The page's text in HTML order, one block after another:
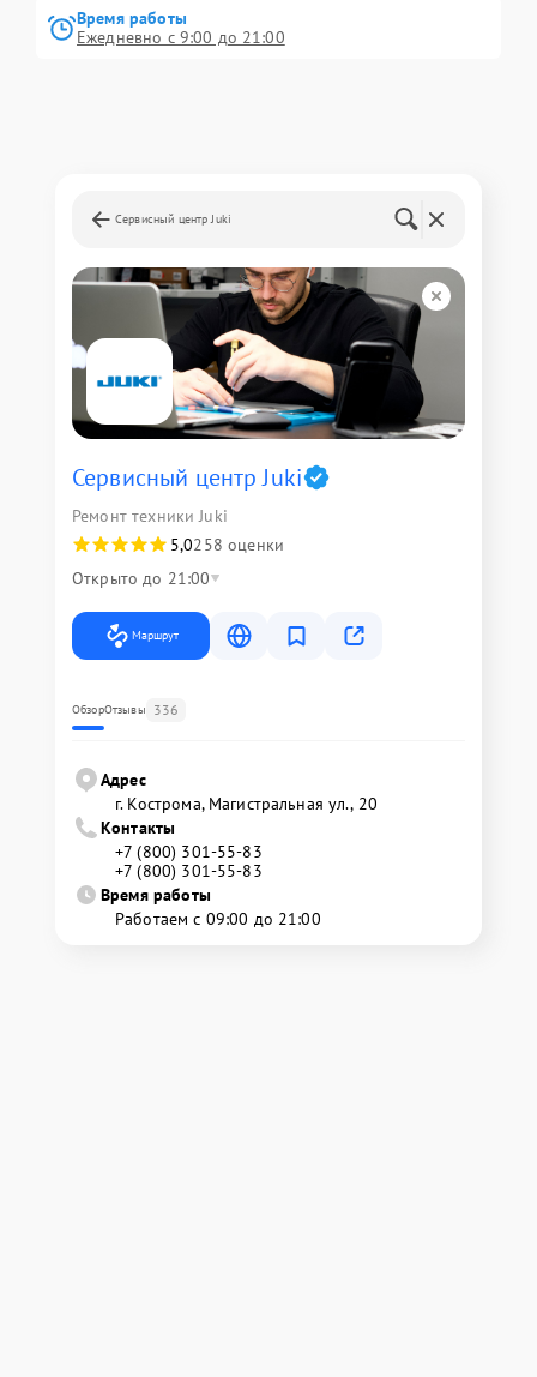
Время работы
Ежедневно с 9:00 до 21:00
Сервисный центр Juki
Сервисный центр Juki
Ремонт техники Juki
5,0258 оценки
Открыто до 21:00
Маршрут
ОбзорОтзывы 336
Адрес
г. Кострома, Магистральная ул., 20
Контакты
+7 (800) 301-55-83
+7 (800) 301-55-83
Время работы
Работаем с 09:00 до 21:00